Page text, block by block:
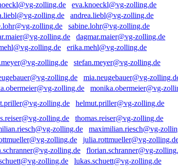
eva.knoeckl@vg-zolling.de
andrea.liebl@vg-zolling.de
sabine.lohr@vg-zolling.de
dagmar.maier@vg-zolling.de
erika.mehl@vg-zolling.de
stefan.meyer@vg-zolling.de
mia.neugebauer@vg-
monika.obermeier@vg-
helmut.priller@vg-zolling.de
thomas.reiser@vg-zolling.de
maximilian.riesch@vg-
julia.rottmueller@vg-
florian.schranner@vg-
lukas.schuett@vg-zolling.de